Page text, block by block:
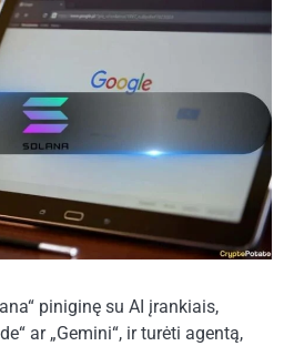
piniginę su AI įrankiais,
ar „Gemini“, ir turėti agentą,